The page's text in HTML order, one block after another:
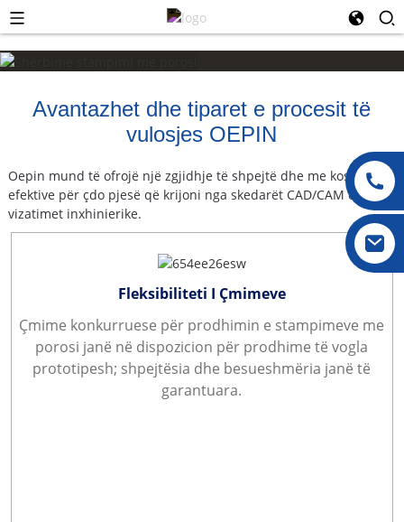
Avantazhet dhe tiparet e procesit të
vulosjes OEPIN
Oepin mund të ofrojë një zgjidhje të shpejtë dhe me kosto
efektive për çdo pjesë që krijoni nga skedarët CAD/CAM ose
vizatimet inxhinierike.
Fleksibiliteti I Çmimeve
Çmime konkurruese për prodhimin e stampimeve me
porosi janë në dispozicion për prodhime të vogla
prototipesh; shpejtësia dhe besueshmëria janë të
garantuara.